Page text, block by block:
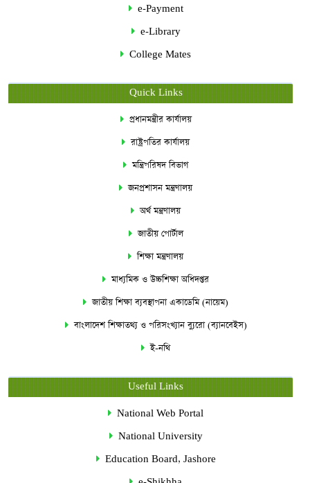
e-Payment
e-Library
College Mates
Quick Links
প্রধানমন্ত্রীর কার্যালয়
রাষ্ট্রপতির কার্যালয়
মন্ত্রিপরিষদ বিভাগ
জনপ্রশাসন মন্ত্রণালয়
অর্থ মন্ত্রণালয়
জাতীয় পোর্টাল
শিক্ষা মন্ত্রণালয়
মাধ্যমিক ও উচ্চশিক্ষা অধিদপ্তর
জাতীয় শিক্ষা ব্যবস্থাপনা একাডেমি (নায়েম)
বাংলাদেশ শিক্ষাতথ্য ও পরিসংখ্যান ব্যুরো (ব্যানবেইস)
ই-নথি
Useful Links
National Web Portal
National University
Education Board, Jashore